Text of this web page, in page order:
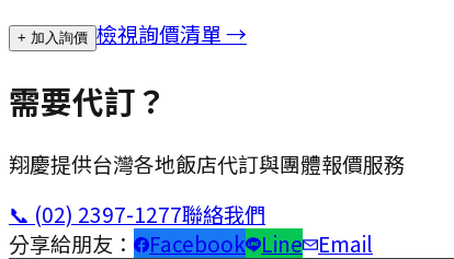
+ 加入詢價 檢視詢價清單 →
需要代訂？
翔慶提供台灣各地飯店代訂與團體報價服務
📞 (02) 2397-1277聯絡我們
分享給朋友：
Facebook Line Email